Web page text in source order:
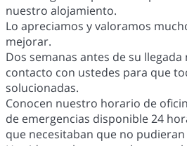
nuestro alojamiento.
Lo apreciamos y valoramos
mejorar.
Dos semanas antes de su
contacto con ustedes para que
solucionadas.
Conocen nuestro horario de
de emergencias disponible 24
que necesitaban que no